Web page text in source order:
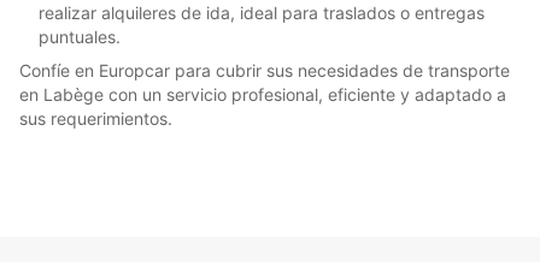
realizar alquileres de ida, ideal para traslados o entregas
puntuales.
Confíe en Europcar para cubrir sus necesidades de transporte
en Labège con un servicio profesional, eficiente y adaptado a
sus requerimientos.